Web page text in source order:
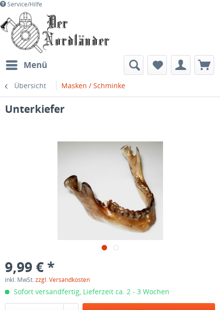
Service/Hilfe
Menü
Übersicht Masken / Schminke
Unterkiefer
9,99 € *
inkl. MwSt.zzgl. Versandkosten
Sofort versandfertig, Lieferzeit ca. 2 - 3 Wochen